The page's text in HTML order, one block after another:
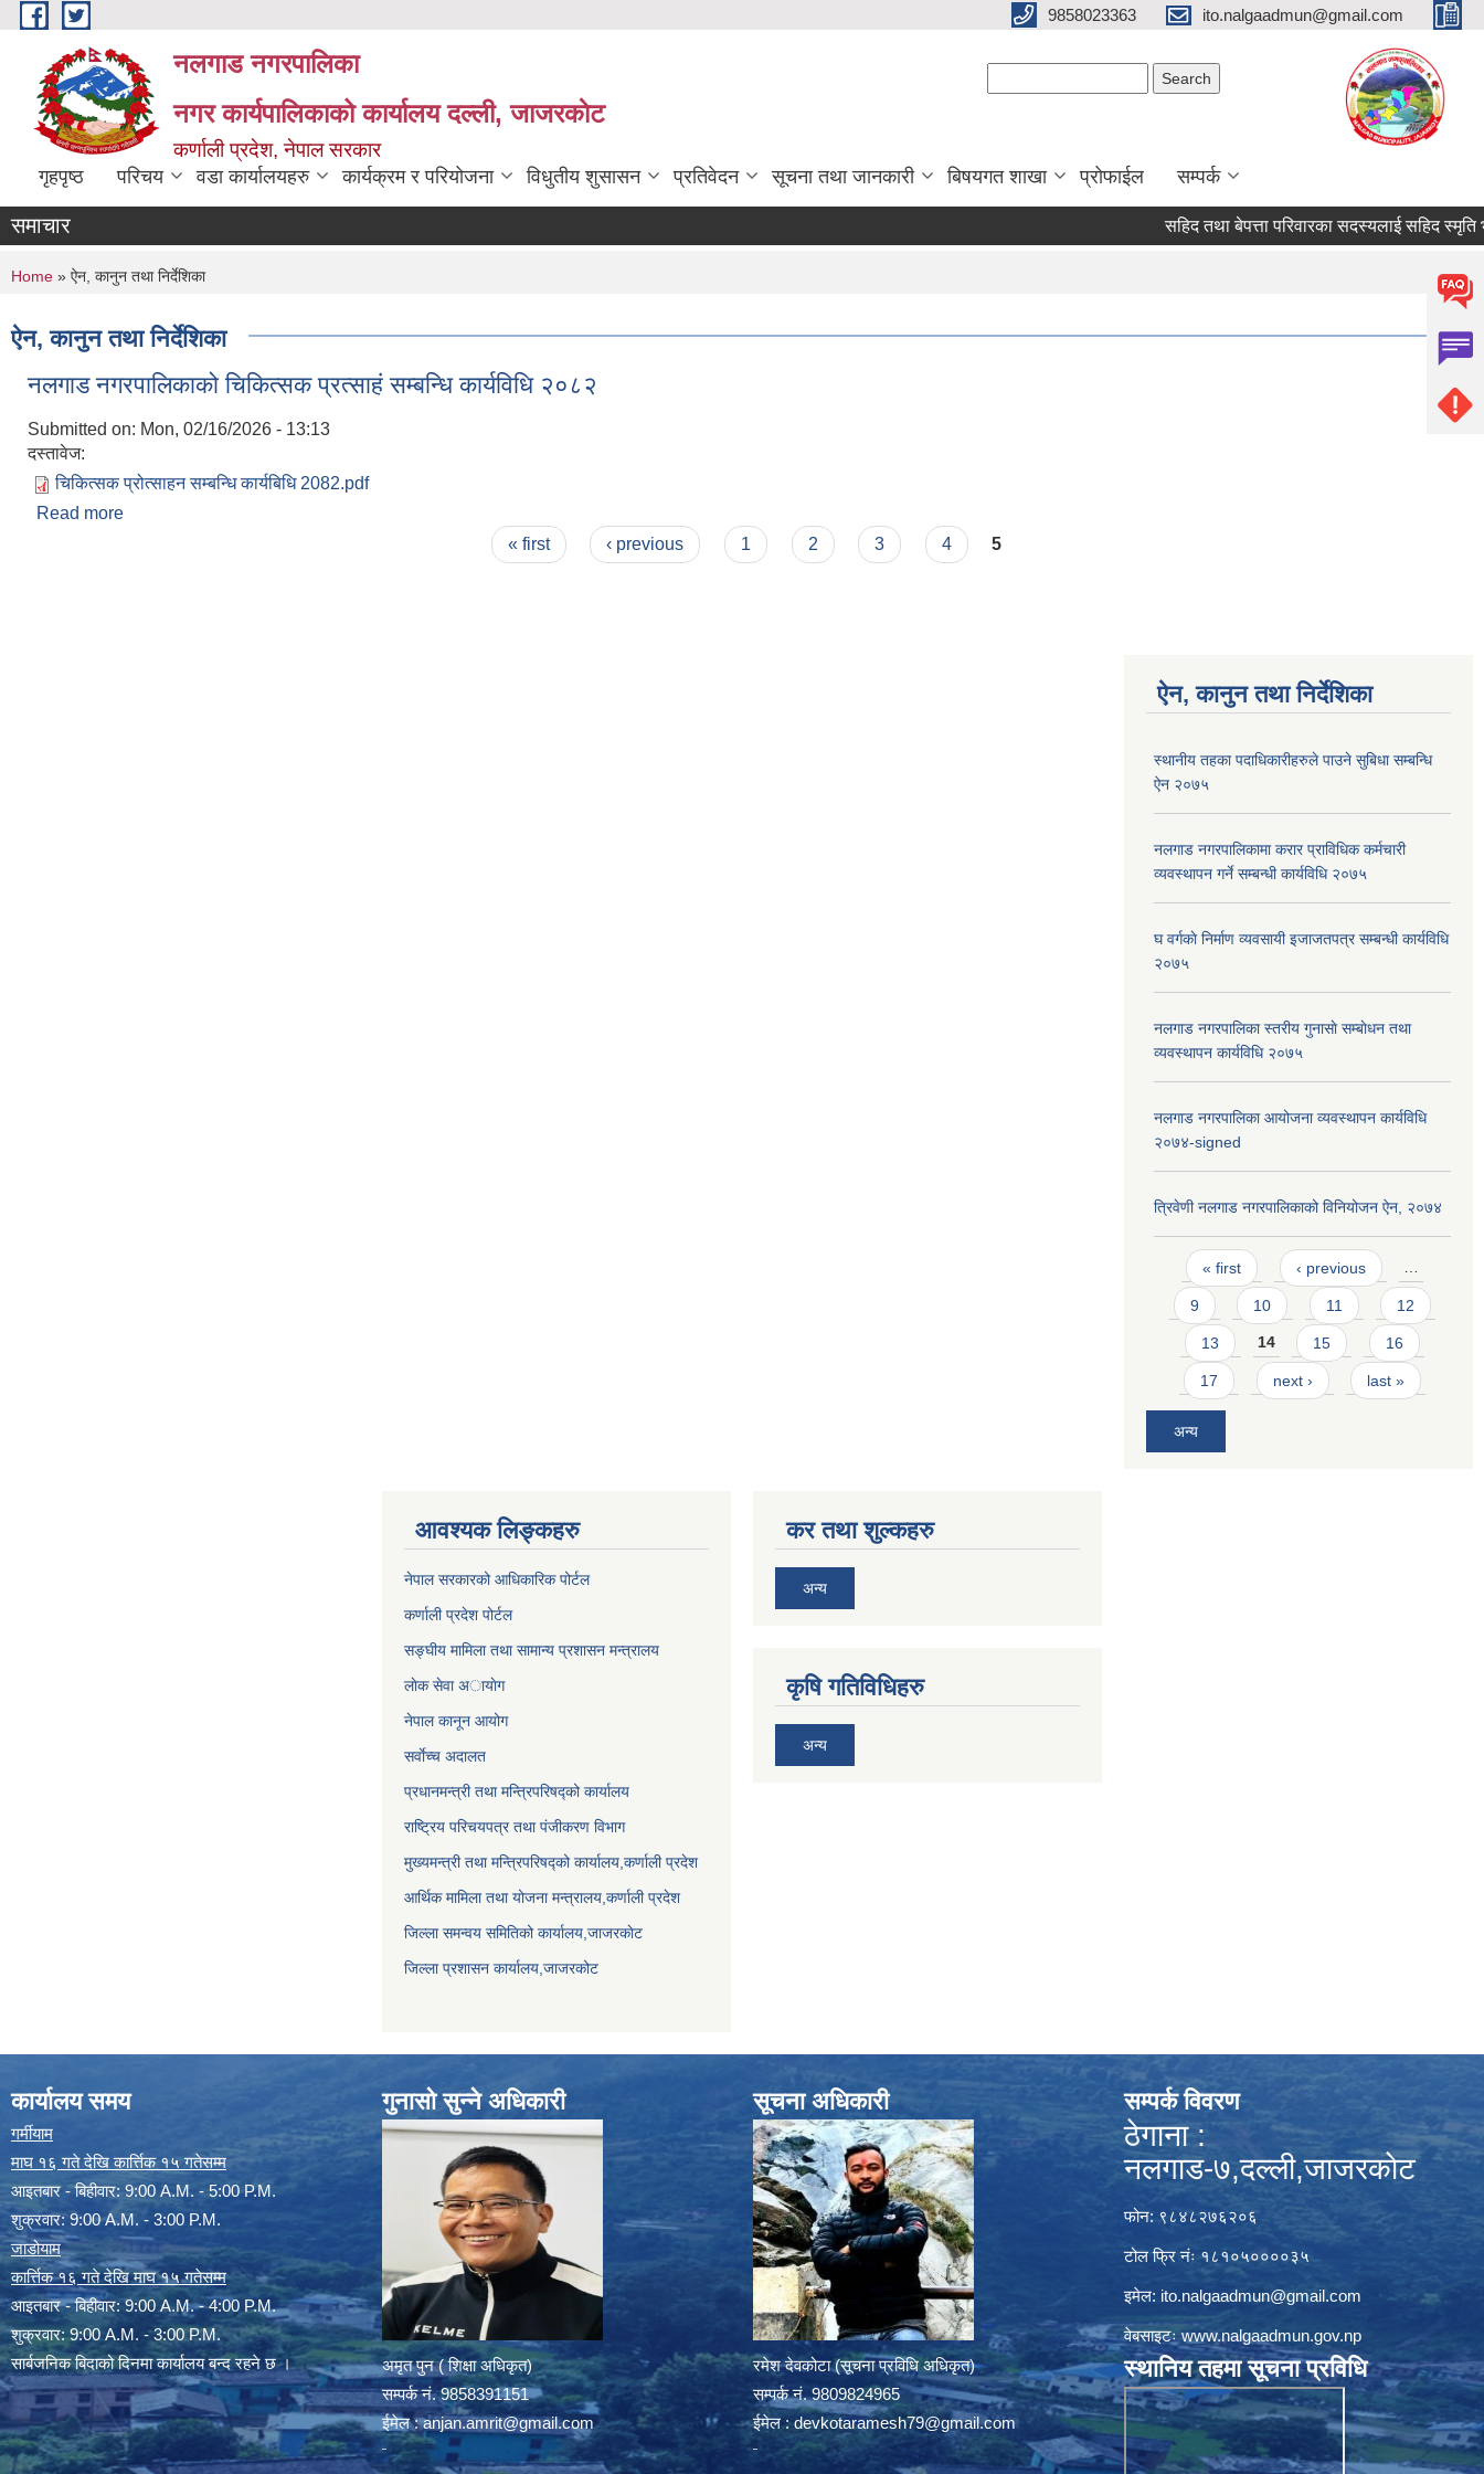
Skip to main content 9858023363 ito.nalgaadmun@gmail.com
नलगाड नगरपालिका
नगर कार्यपालिकाको कार्यालय दल्ली, जाजरकाेट
कर्णाली प्रदेश, नेपाल सरकार
गृहपृष्ठ परिचय वडा कार्यालयहरु कार्यक्रम र परियोजना विधुतीय शुसासन प्रतिवेदन सूचना तथा जानकारी बिषयगत शाखा प्रोफाईल सम्पर्क
समाचार सहिद तथा बेपत्ता परिवारका सदस्यलाई सहिद स्मृति भत्ता
You are here
Home » ऐन, कानुन तथा निर्देशिका
ऐन, कानुन तथा निर्देशिका
नलगाड नगरपालिकाको चिकित्सक प्रत्साहं सम्बन्धि कार्यविधि २०८२
Submitted on: Mon, 02/16/2026 - 13:13
दस्तावेज:
चिकित्सक प्रोत्साहन सम्बन्धि कार्यबिधि 2082.pdf
Read more
« first ‹ previous 1 2 3 4 5
ऐन, कानुन तथा निर्देशिका
स्थानीय तहका पदाधिकारीहरुले पाउने सुबिधा सम्बन्धि
ऐन २०७५
नलगाड नगरपालिकामा करार प्राविधिक कर्मचारी
व्यवस्थापन गर्ने सम्बन्धी कार्यविधि २०७५
घ वर्गकाे निर्माण व्यवसायी इजाजतपत्र सम्बन्धी कार्यविधि
२०७५
नलगाड नगरपालिका स्तरीय गुनासाे सम्बाेधन तथा
व्यवस्थापन कार्यविधि २०७५
नलगाड नगरपालिका आयोजना व्यवस्थापन कार्यविधि
२०७४-signed
त्रिवेणी नलगाड नगरपालिकाको विनियोजन ऐन, २०७४
Pages
« first ‹ previous …
9 10 11 12
13 14 15 16
17 next › last »
अन्य
आवश्यक लिङ्कहरु
नेपाल सरकारको आधिकारिक पोर्टल
कर्णाली प्रदेश पोर्टल
सङ्घीय मामिला तथा सामान्य प्रशासन मन्त्रालय
लाेक सेवा अायाेग
नेपाल कानून आयोग
सर्वाेच्च अदालत
प्रधानमन्त्री तथा मन्त्रिपरिषद्को कार्यालय
राष्ट्रिय परिचयपत्र तथा पंजीकरण विभाग
मुख्यमन्त्री तथा मन्त्रिपरिषद्को कार्यालय,कर्णाली प्रदेश
आर्थिक मामिला तथा योजना मन्त्रालय,कर्णाली प्रदेश
जिल्ला समन्वय समितिको कार्यालय,जाजरकाेट
जिल्ला प्रशासन कार्यालय,जाजरकोट
कर तथा शुल्कहरु
अन्य
कृषि गतिविधिहरु
अन्य
कार्यालय समय
गर्मीयाम
माघ १६ गते देखि कार्त्तिक १५ गतेसम्म
आइतबार - बिहीवार: 9:00 A.M. - 5:00 P.M.
शुक्रवार: 9:00 A.M. - 3:00 P.M.
जाडोयाम
कार्त्तिक १६ गते देखि माघ १५ गतेसम्म
आइतबार - बिहीवार: 9:00 A.M. - 4:00 P.M.
शुक्रवार: 9:00 A.M. - 3:00 P.M.
सार्बजनिक बिदाको दिनमा कार्यालय बन्द रहने छ ।
गुनासो सुन्ने अधिकारी
अमृत पुन ( शिक्षा अधिकृत)
सम्पर्क न‌ं. 9858391151
ईमेल :anjan.amrit@gmail.com
सूचना अधिकारी
रमेश देवकोटा (सूचना प्रविधि अधिकृत)
सम्पर्क न‌ं. 9809824965
ईमेल :devkotaramesh79@gmail.com
सम्पर्क विवरण
ठेगाना :
नलगाड-७,दल्ली,जाजरकाेट
फोन: ९८४८२७६२०६
टोल फ्रि नंः १८१०५००००३५
इमेल: ito.nalgaadmun@gmail.com
वेबसाइटःwww.nalgaadmun.gov.np
स्थानिय तहमा सूचना प्रविधि